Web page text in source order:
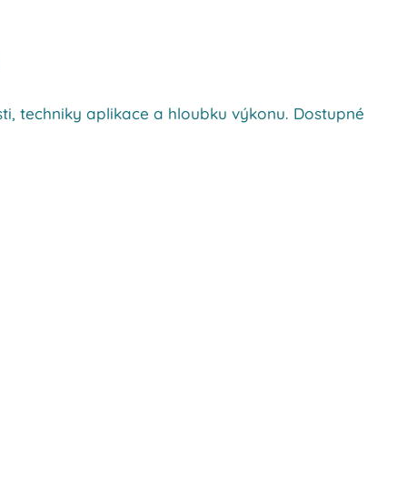
techniky aplikace a hloubku výkonu. Dostupné